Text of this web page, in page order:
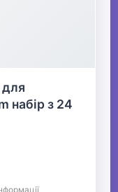
набір з 24